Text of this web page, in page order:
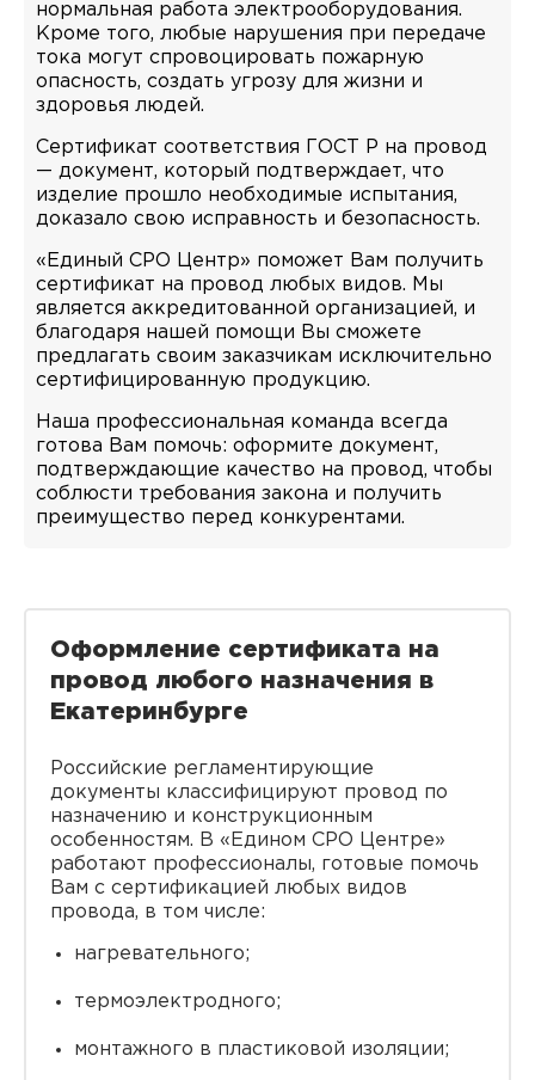
нормальная работа электрооборудования.
Кроме того, любые нарушения при передаче
тока могут спровоцировать пожарную
опасность, создать угрозу для жизни и
здоровья людей.
Сертификат соответствия ГОСТ Р на провод
— документ, который подтверждает, что
изделие прошло необходимые испытания,
доказало свою исправность и безопасность.
«Единый СРО Центр» поможет Вам получить
сертификат на провод любых видов. Мы
является аккредитованной организацией, и
благодаря нашей помощи Вы сможете
предлагать своим заказчикам исключительно
сертифицированную продукцию.
Наша профессиональная команда всегда
готова Вам помочь: оформите документ,
подтверждающие качество на провод, чтобы
соблюсти требования закона и получить
преимущество перед конкурентами.
Оформление сертификата на
провод любого назначения в
Екатеринбурге
Российские регламентирующие
документы классифицируют провод по
назначению и конструкционным
особенностям. В «Едином СРО Центре»
работают профессионалы, готовые помочь
Вам с сертификацией любых видов
провода, в том числе:
нагревательного;
термоэлектродного;
монтажного в пластиковой изоляции;